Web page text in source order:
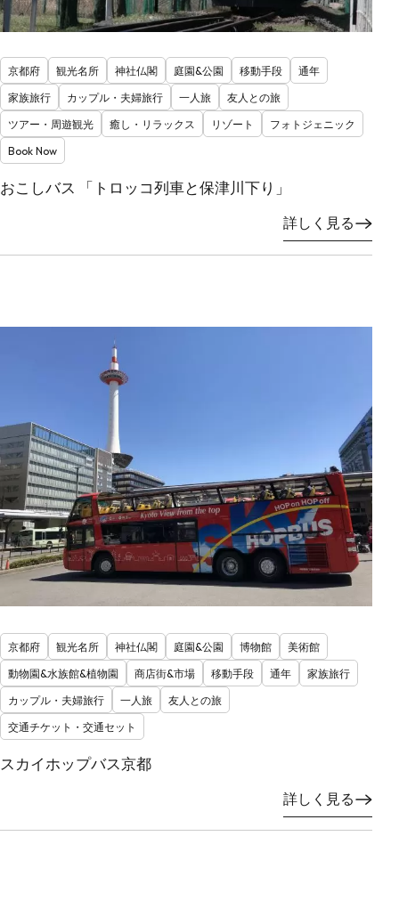
京都府 観光名所 神社仏閣 庭園&公園 移動手段
通年
家族旅行
カップル・夫婦旅行 一人旅
友人との旅
ツアー・周遊観光
癒し・リラックス リゾート
フォトジェニック
Book Now
おこしバス 「トロッコ列車と保津川下り」
詳しく見る
京都府 観光名所 神社仏閣 庭園&公園 博物館
美術館
動物園&水族館&植物園
商店街&市場 移動手段 通年
家族旅行
カップル・夫婦旅行
一人旅
友人との旅
交通チケット・交通セット
スカイホップバス京都
詳しく見る